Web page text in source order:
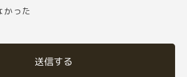
かった
送信する